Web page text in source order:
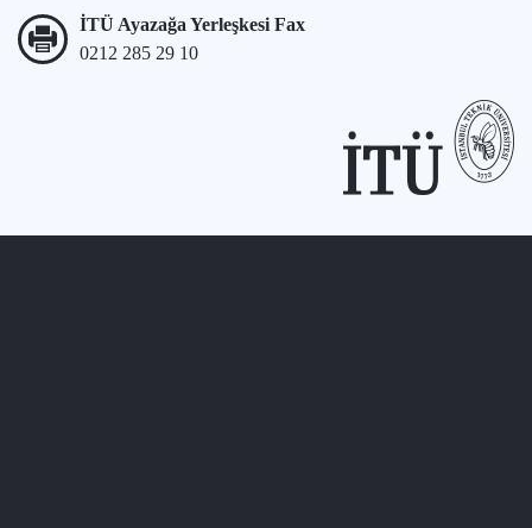
İTÜ Ayazağa Yerleşkesi Fax
0212 285 29 10